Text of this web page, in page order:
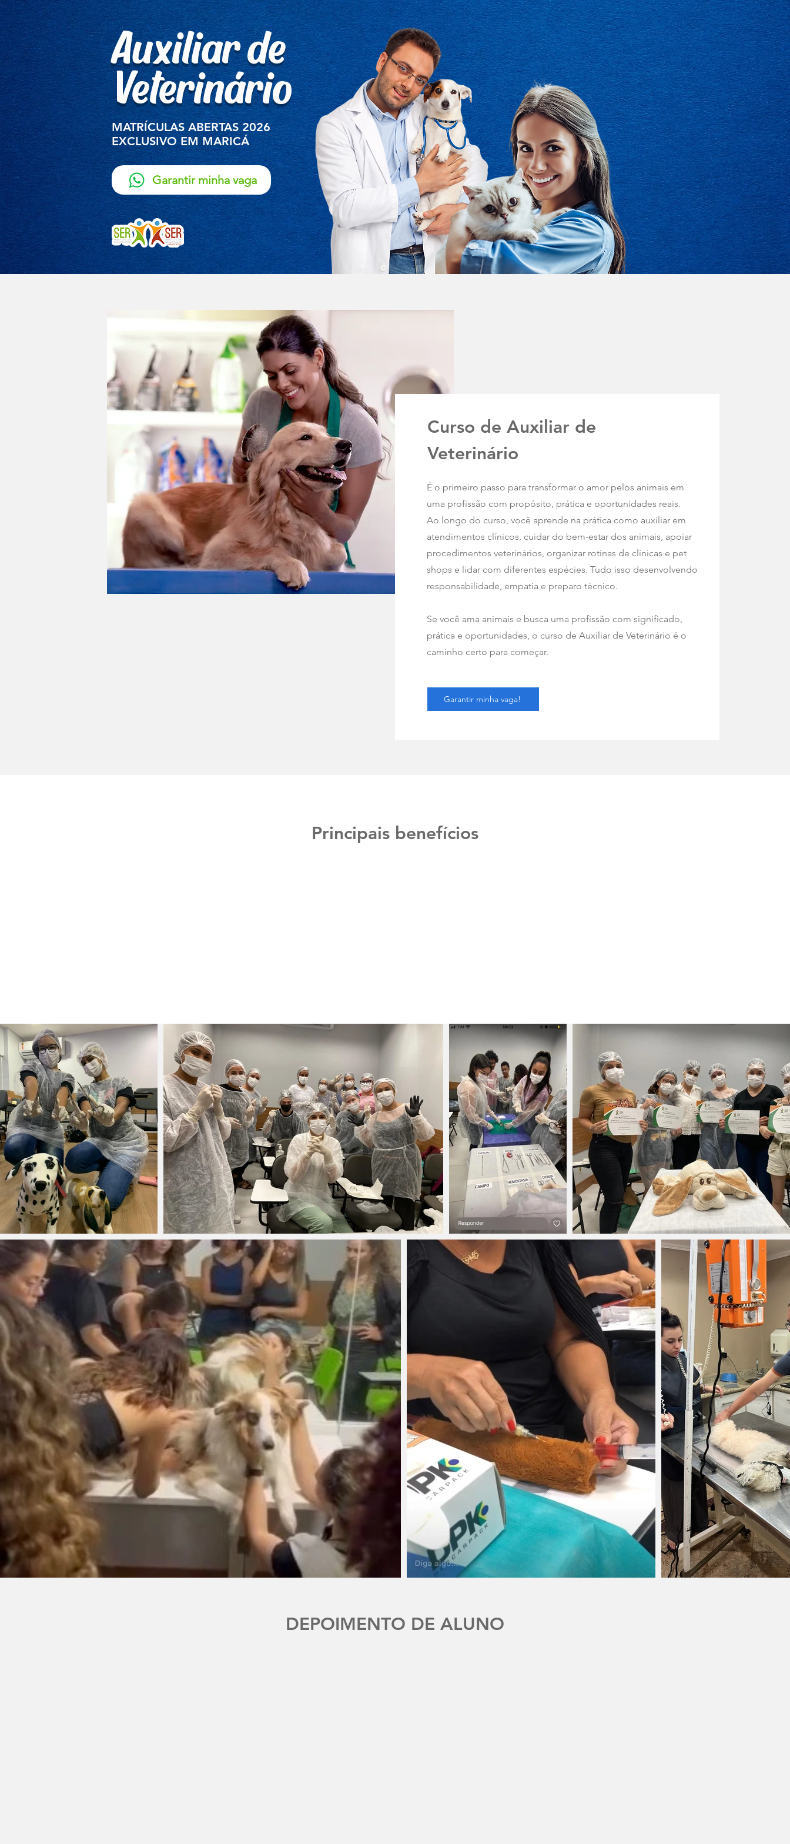
Garantir minha vaga
Auxiliar de
Veterinário
MATRÍCULAS ABERTAS 2026
EXCLUSIVO EM MARICÁ
Curso de Auxiliar de
Veterinário
É o primeiro passo para transformar o amor pelos animais em
uma profissão com propósito, prática e oportunidades reais.
Ao longo do curso, você aprende na prática como auxiliar em
atendimentos clínicos, cuidar do bem-estar dos animais, apoiar
procedimentos veterinários, organizar rotinas de clínicas e pet
shops e lidar com diferentes espécies. Tudo isso desenvolvendo
responsabilidade, empatia e preparo técnico.
Se você ama animais e busca uma profissão com significado,
prática e oportunidades, o curso de Auxiliar de Veterinário é o
caminho certo para começar.
Garantir minha vaga!
Principais benefícios
DEPOIMENTO DE ALUNO